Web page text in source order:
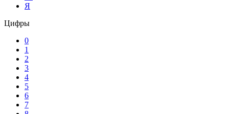
Я
Цифры
0
1
2
3
4
5
6
7